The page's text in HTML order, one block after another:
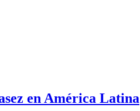
en América Latina